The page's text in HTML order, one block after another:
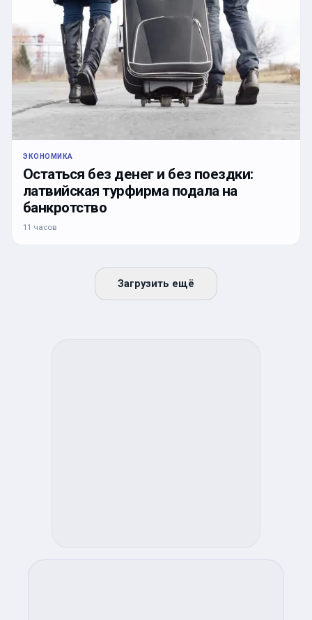
ЭКОНОМИКА
Остаться без денег и без поездки:
латвийская турфирма подала на
банкротство
11 часов
Загрузить ещё